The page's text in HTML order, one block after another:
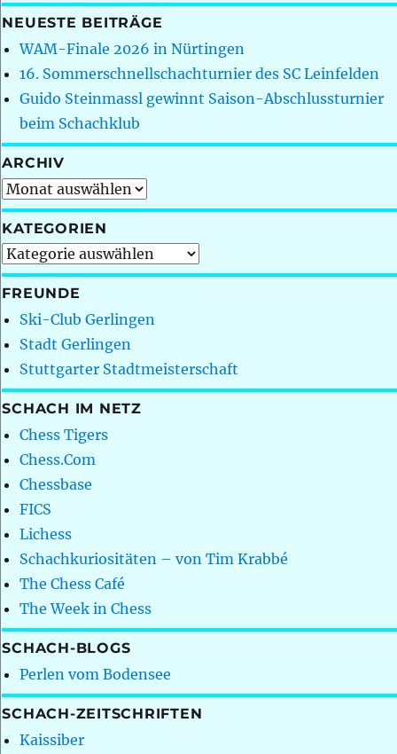
NEUESTE BEITRÄGE
WAM-Finale 2026 in Nürtingen
16. Sommerschnellschachturnier des SC Leinfelden
Guido Steinmassl gewinnt Saison-Abschlussturnier
beim Schachklub
ARCHIV
Archiv
KATEGORIEN
Kategorien
FREUNDE
Ski-Club Gerlingen
Stadt Gerlingen
Stuttgarter Stadtmeisterschaft
SCHACH IM NETZ
Chess Tigers
Chess.Com
Chessbase
FICS
Lichess
Schachkuriositäten – von Tim Krabbé
The Chess Café
The Week in Chess
SCHACH-BLOGS
Perlen vom Bodensee
SCHACH-ZEITSCHRIFTEN
Kaissiber